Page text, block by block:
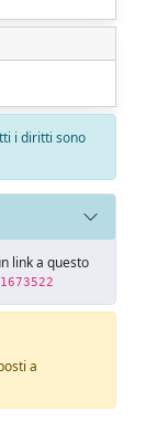
i diritti sono
link a questo
a